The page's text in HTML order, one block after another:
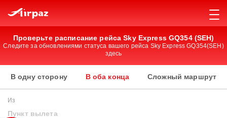
Проверьте расписание рейса Sky Express GQ354 (SEH)
Следите за обновлениями статуса вашего рейса Sky Express GQ354(SEH)
здесь
В одну сторону В оба конца Сложный маршрут
Из
Пункт вылета